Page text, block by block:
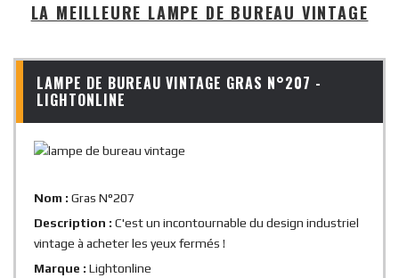
LA MEILLEURE LAMPE DE BUREAU VINTAGE
LAMPE DE BUREAU VINTAGE GRAS N°207 -
LIGHTONLINE
Nom : Gras N°207
Description : C'est un incontournable du design industriel
vintage à acheter les yeux fermés !
Marque : Lightonline